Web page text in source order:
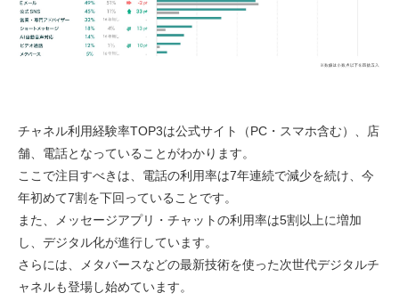
チャネル利用経験率TOP3は公式サイト（PC・スマホ含む）、店
舗、電話となっていることがわかります。
ここで注目すべきは、電話の利用率は7年連続で減少を続け、今
年初めて7割を下回っていることです。
また、メッセージアプリ・チャットの利用率は5割以上に増加
し、デジタル化が進行しています。
さらには、メタバースなどの最新技術を使った次世代デジタルチ
ャネルも登場し始めています。